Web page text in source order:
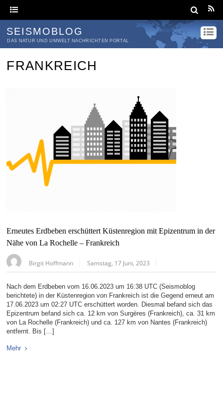
SEISMOBLOG
DAS NATUR UND UMWELT NACHRICHTEN PORTAL
FRANKREICH
Erneutes Erdbeben erschüttert Küstenregion mit Epizentrum in der
Nähe von La Rochelle – Frankreich
Birgit Hoffmann Samstag, 17 Juni, 2023
Nach dem Erdbeben vom 16.06.2023 um 16:38 UTC (Seismoblog
berichtete) in der Küstenregion von Frankreich ist die Gegend erneut am
17.06.2023 um 02:27 UTC erschüttert worden. Diesmal befand sich das
Epizentrum befand sich ca. 12 km von Surgères (Frankreich), ca. 31 km
von La Rochelle (Frankreich) und ca. 127 km von Nantes (Frankreich)
entfernt. Bis […]
Mehr